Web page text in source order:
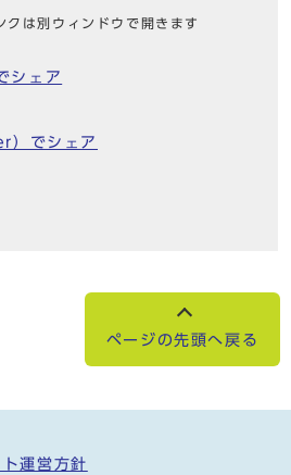
クは別ウィンドウで開きます
シェア
）でシェア
ページの先頭へ戻る
ト運営方針